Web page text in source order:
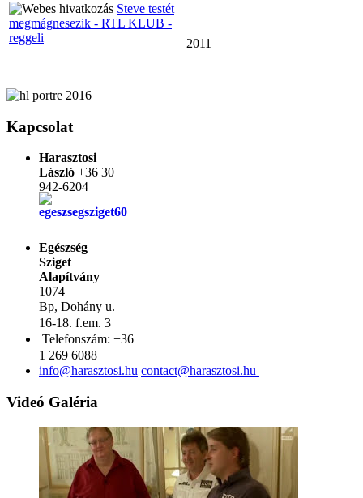
Steve testét
megmágnesezik - RTL KLUB -
reggeli
2011
Kapcsolat
Harasztosi
László +36 30
942-6204
Egészség
Sziget
Alapítvány
1074
Bp, Dohány u.
16-18. f.em. 3
Telefonszám: +36
1 269 6088
Videó Galéria